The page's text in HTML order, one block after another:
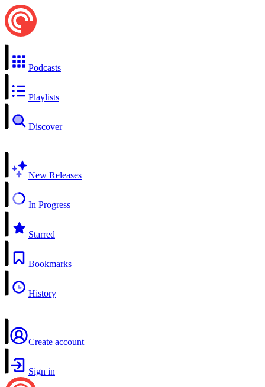
Podcasts
Playlists
Discover
New Releases
In Progress
Starred
Bookmarks
History
Create account
Sign in